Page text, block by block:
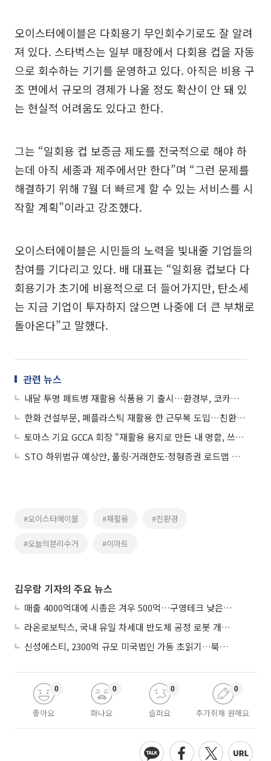
오이스터에이블은 다회용기 무인회수기로도 잘 알려
져 있다. 스타벅스는 일부 매장에서 다회용 컵을 자동
으로 회수하는 기기를 운영하고 있다. 아직은 비용 구
조 면에서 규모의 경제가 나올 정도 확산이 안 돼 있
는 현실적 어려움도 있다고 한다.
그는 “일회용 컵 보증금 제도를 전국적으로 해야 하
는데 아직 세종과 제주에서만 한다”며 “그런 문제를
해결하기 위해 7월 더 빠르게 할 수 있는 서비스를 시
작할 계획”이라고 강조했다.
오이스터에이블은 시민들의 노력을 빛내줄 기업들의
참여를 기다리고 있다. 배 대표는 “일회용 컵보다 다
회용기가 초기에 비용적으로 더 들어가지만, 탄소세
는 지금 기업이 투자하지 않으면 나중에 더 큰 부채로
돌아온다”고 말했다.
관련 뉴스
내달 투명 페트병 재활용 식품용 기 출시…환경부, 코카콜라·매일유업 등과 MOU
한화 건설부문, 폐플라스틱 재활용 한 근무복 도입…친환경 활동 앞장
토마스 기요 GCCA 회장 “재활용 용지로 만든 내 명함, 쓰레기인가?”
STO 하위법규 예상안, 풀링·거래한도·정형증권 로드맵 제시
#오이스터에이블 #재활용 #친환경
#오늘의분리수거 #이마트
김우람 기자의 주요 뉴스
매출 4000억대에 시총은 겨우 500억…구영테크 낮은 몸값에 저가 승계 마무리
라온로보틱스, 국내 유일 차세대 반도체 공정 로봇 개발 ‘고객사 테스트 진행’
신성에스티, 2300억 규모 미국법인 가동 초읽기…북미 ESS 공략 본격화
좋아요
0
화나요
0
슬퍼요
0
추가취재 원해요
0